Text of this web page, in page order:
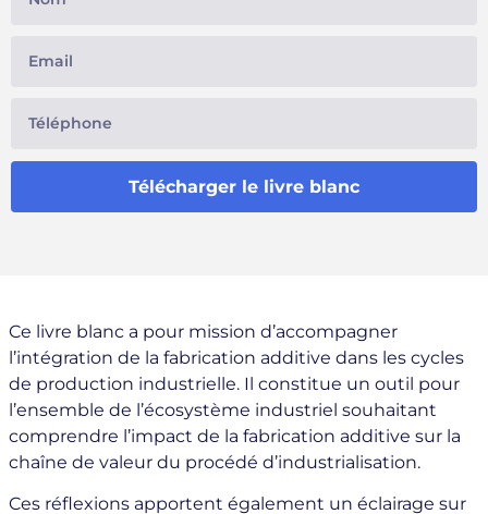
Télécharger le livre blanc
Ce livre blanc a pour mission d’accompagner
l’intégration de la fabrication additive dans les cycles
de production industrielle. Il constitue un outil pour
l’ensemble de l’écosystème industriel souhaitant
comprendre l’impact de la fabrication additive sur la
chaîne de valeur du procédé d’industrialisation.
Ces réflexions apportent également un éclairage sur